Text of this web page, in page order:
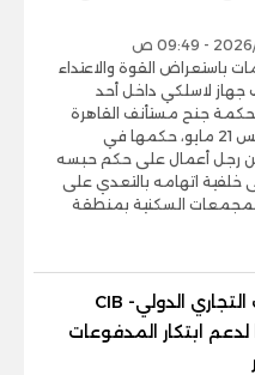
باستعراض القوة والاعتداء
جهاز لاسلكي داخل أحد
جنح مستأنف القاهرة
الجديدة، اليوم الخميس 21 مايو، حكمها في
من رجل أعمال على حكم حبسه
خلفية اتهامه بالتعدي على
السكنية بمنطقة
ماستركارد والبنك التجاري الدولي- CIB
ابتكار المدفوعات